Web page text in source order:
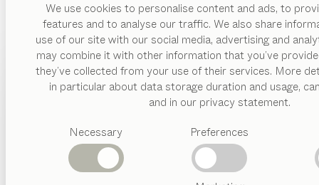
We use cookies to personalise content and ads, to
features and to analyse our traffic. We also share
use of our site with our social media, advertising and
may combine it with other information that you’ve
they’ve collected from your use of their services. More
in particular about data storage duration and usage,
and in our privacy statement.
Necessary
Preferences
Tables
Cuisines
Rayonnages
Lits
PRODUITS
QUI SOMMES-NOUS
REVENDEUR